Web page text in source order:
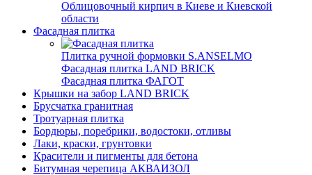
Облицовочный кирпич в Киеве и Киевской
области
Фасадная плитка
Плитка ручной формовки S.ANSELMO
Фасадная плитка LAND BRICK
Фасадная плитка ФАГОТ
Крышки на забор LAND BRICK
Брусчатка гранитная
Тротуарная плитка
Бордюры, поребрики, водостоки, отливы
Лаки, краски, грунтовки
Красители и пигменты для бетона
Битумная черепица АКВАИЗОЛ